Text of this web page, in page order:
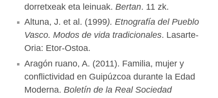
dorretxeak eta leinuak. Bertan. 11 zk.
Altuna, J. et al. (1999). Etnografía del Pueblo
Vasco. Modos de vida tradicionales. Lasarte-
Oria: Etor-Ostoa.
Aragón ruano, A. (2011). Familia, mujer y
conflictividad en Guipúzcoa durante la Edad
Moderna. Boletín de la Real Sociedad